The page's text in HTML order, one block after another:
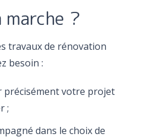
marche ?
travaux de rénovation
besoin :
précisément votre projet
;
dans le choix de